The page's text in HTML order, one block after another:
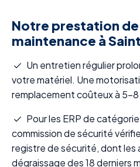
Notre prestation
maintenance à
Un entretien régulier
votre matériel. Une
remplacement coûteux à 5-8
Pour les ERP de
commission de sécurité
registre de sécurité, dont
dégraissage des 18 derniers